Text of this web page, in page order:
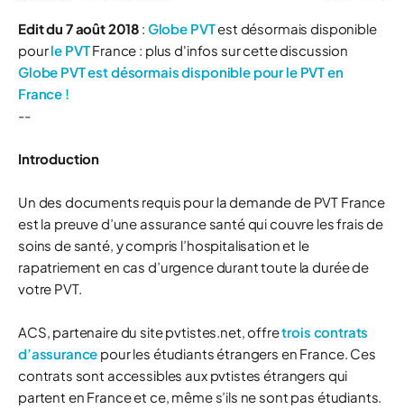
Edit du 7 août 2018 : Globe PVTest désormais disponible
pourle PVTFrance : plus d'infos sur cette discussion
Globe PVT est désormais disponible pour le PVT en
France !
--
Introduction
Un des documents requis pour la demande de PVT France
est la preuve d’une assurance santé qui couvre les frais de
soins de santé, y compris l’hospitalisation et le
rapatriement en cas d’urgence durant toute la durée de
votre PVT.
ACS, partenaire du site pvtistes.net, offretrois contrats
d’assurance pour les étudiants étrangers en France. Ces
contrats sont accessibles aux pvtistes étrangers qui
partent en France et ce, même s’ils ne sont pas étudiants.